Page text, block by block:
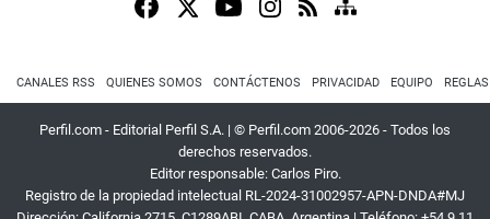
CANALES RSS QUIENES SOMOS CONTÁCTENOS PRIVACIDAD EQUIPO
Perfil.com - Editorial Perfil S.A. | © Perfil.com 2006-2026 - Todos los
derechos reservados.
Editor responsable: Carlos Piro.
Registro de la propiedad intelectual RL-2024-31002957-APN-DNDA#MJ